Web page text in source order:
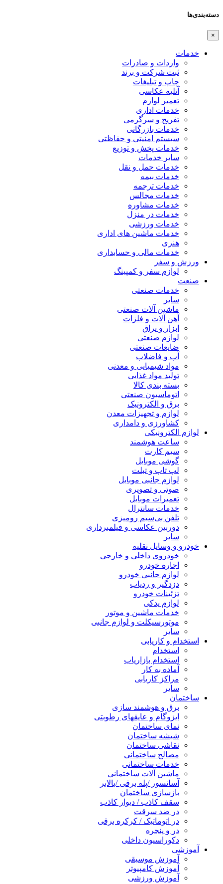
دسته‌بندی‌ها
×
خدمات
واردات و صادرات
ثبت شرکت و برند
چاپ و تبلیغات
آتلیه عکاسی
تعمیر لوازم
خدمات اداری
تفریح و سرگرمی
خدمات بازرگانی
سیستم امنیتی و حفاظتی
خدمات پخش و توزیع
سایر خدمات
خدمات حمل و نقل
خدمات بیمه
خدمات ترجمه
خدمات مجالس
خدمات مشاوره
خدمات در منزل
خدمات ورزشی
خدمات ماشین های اداری
هنری
خدمات مالی و حسابداری
ورزش و سفر
لوازم سفر و کمپینگ
صنعت
خدمات صنعتی
سایر
ماشین آلات صنعتی
آهن آلات و فلزات
ابزار و یراق
لوازم صنعتی
ضایعات صنعتی
آب و فاضلاب
مواد شیمیایی و معدنی
تولید مواد غذایی
بسته بندی کالا
اتوماسیون صنعتی
برق و الکترونیک
لوازم و تجهیزات معدن
کشاورزی و دامداری
لوازم الکترونیکی
ساعت هوشمند
سیم کارت
گوشی موبایل
لپ تاپ و تبلت
لوازم جانبی موبایل
صوتی و تصویری
تعمیرات موبایل
خدمات سانترال
تلفن بی‌سیم رومیزی
دوربین عکاسی و فیلمبرداری
سایر
خودرو و وسایل نقلیه
خودروی داخلی و خارجی
اجاره خودرو
لوازم جانبی خودرو
دزدگیر و ردیاب
تزئینات خودرو
لوازم یدکی
خدمات ماشین و موتور
موتورسیکلت و لوازم جانبی
سایر
استخدام و کاریابی
استخدام
استخدام بازاریاب
آماده به کار
مراکز کاریابی
سایر
ساختمان
برق و هوشمند سازی
ایزوگام و عایقهای رطوبتی
نمای ساختمان
شیشه ساختمان
نقاشی ساختمان
مصالح ساختمانی
خدمات ساختمانی
ماشین آلات ساختمانی
آسانسور /پله برقی /بالابر
بازسازی ساختمان
سقف کاذب / دیوار کاذب
در ضد سرقت
در اتوماتیک / کرکره برقی
در و پنجره
دکوراسیون داخلی
آموزشی
آموزش موسیقی
آموزش کامپیوتر
آموزش ورزشی